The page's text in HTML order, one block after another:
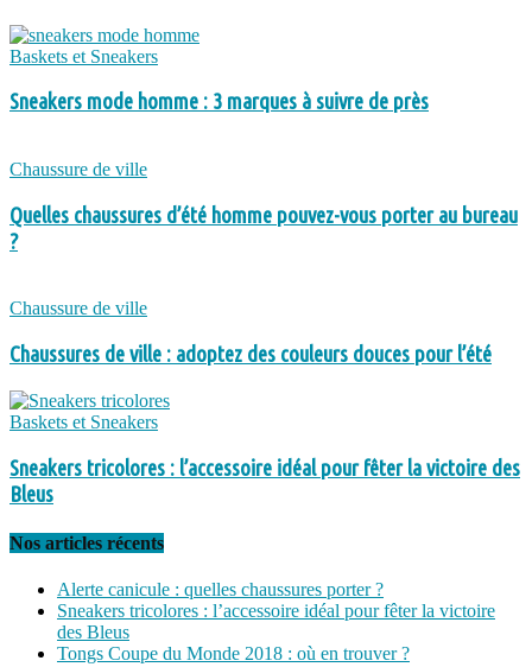
Baskets et Sneakers
Sneakers mode homme : 3 marques à suivre de près
Chaussure de ville
Quelles chaussures d’été homme pouvez-vous porter au bureau
?
Chaussure de ville
Chaussures de ville : adoptez des couleurs douces pour l’été
Baskets et Sneakers
Sneakers tricolores : l’accessoire idéal pour fêter la victoire des
Bleus
Nos articles récents
Alerte canicule : quelles chaussures porter ?
Sneakers tricolores : l’accessoire idéal pour fêter la victoire
des Bleus
Tongs Coupe du Monde 2018 : où en trouver ?